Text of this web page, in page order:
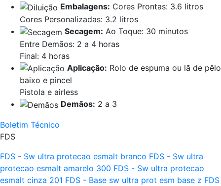
Embalagens: Cores Prontas: 3.6 litros
Cores Personalizadas: 3.2 litros
Secagem: Ao Toque: 30 minutos
Entre Demãos: 2 a 4 horas
Final: 4 horas
Aplicação: Rolo de espuma ou lã de pêlo
baixo e pincel
Pistola e airless
Demãos: 2 a 3
Boletim Técnico
FDS
FDS - Sw ultra protecao esmalt branco FDS - Sw ultra
protecao esmalt amarelo 300 FDS - Sw ultra protecao
esmalt cinza 201 FDS - Base sw ultra prot esm base z FDS